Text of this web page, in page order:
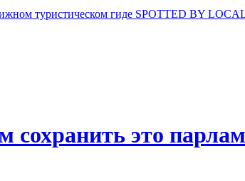
туристическом гиде SPOTTED BY
это